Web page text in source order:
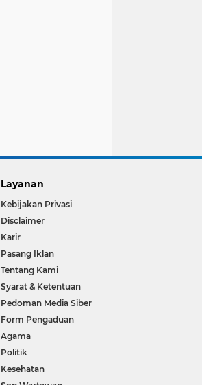
Layanan
Kebijakan Privasi
Disclaimer
Karir
Pasang Iklan
Tentang Kami
Syarat & Ketentuan
Pedoman Media Siber
Form Pengaduan
Agama
Politik
Kesehatan